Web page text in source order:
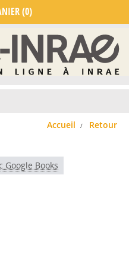
Accueil Retour
Google Books